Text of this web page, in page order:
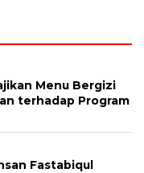
Menu Bergizi
terhadap Program
Fastabiqul